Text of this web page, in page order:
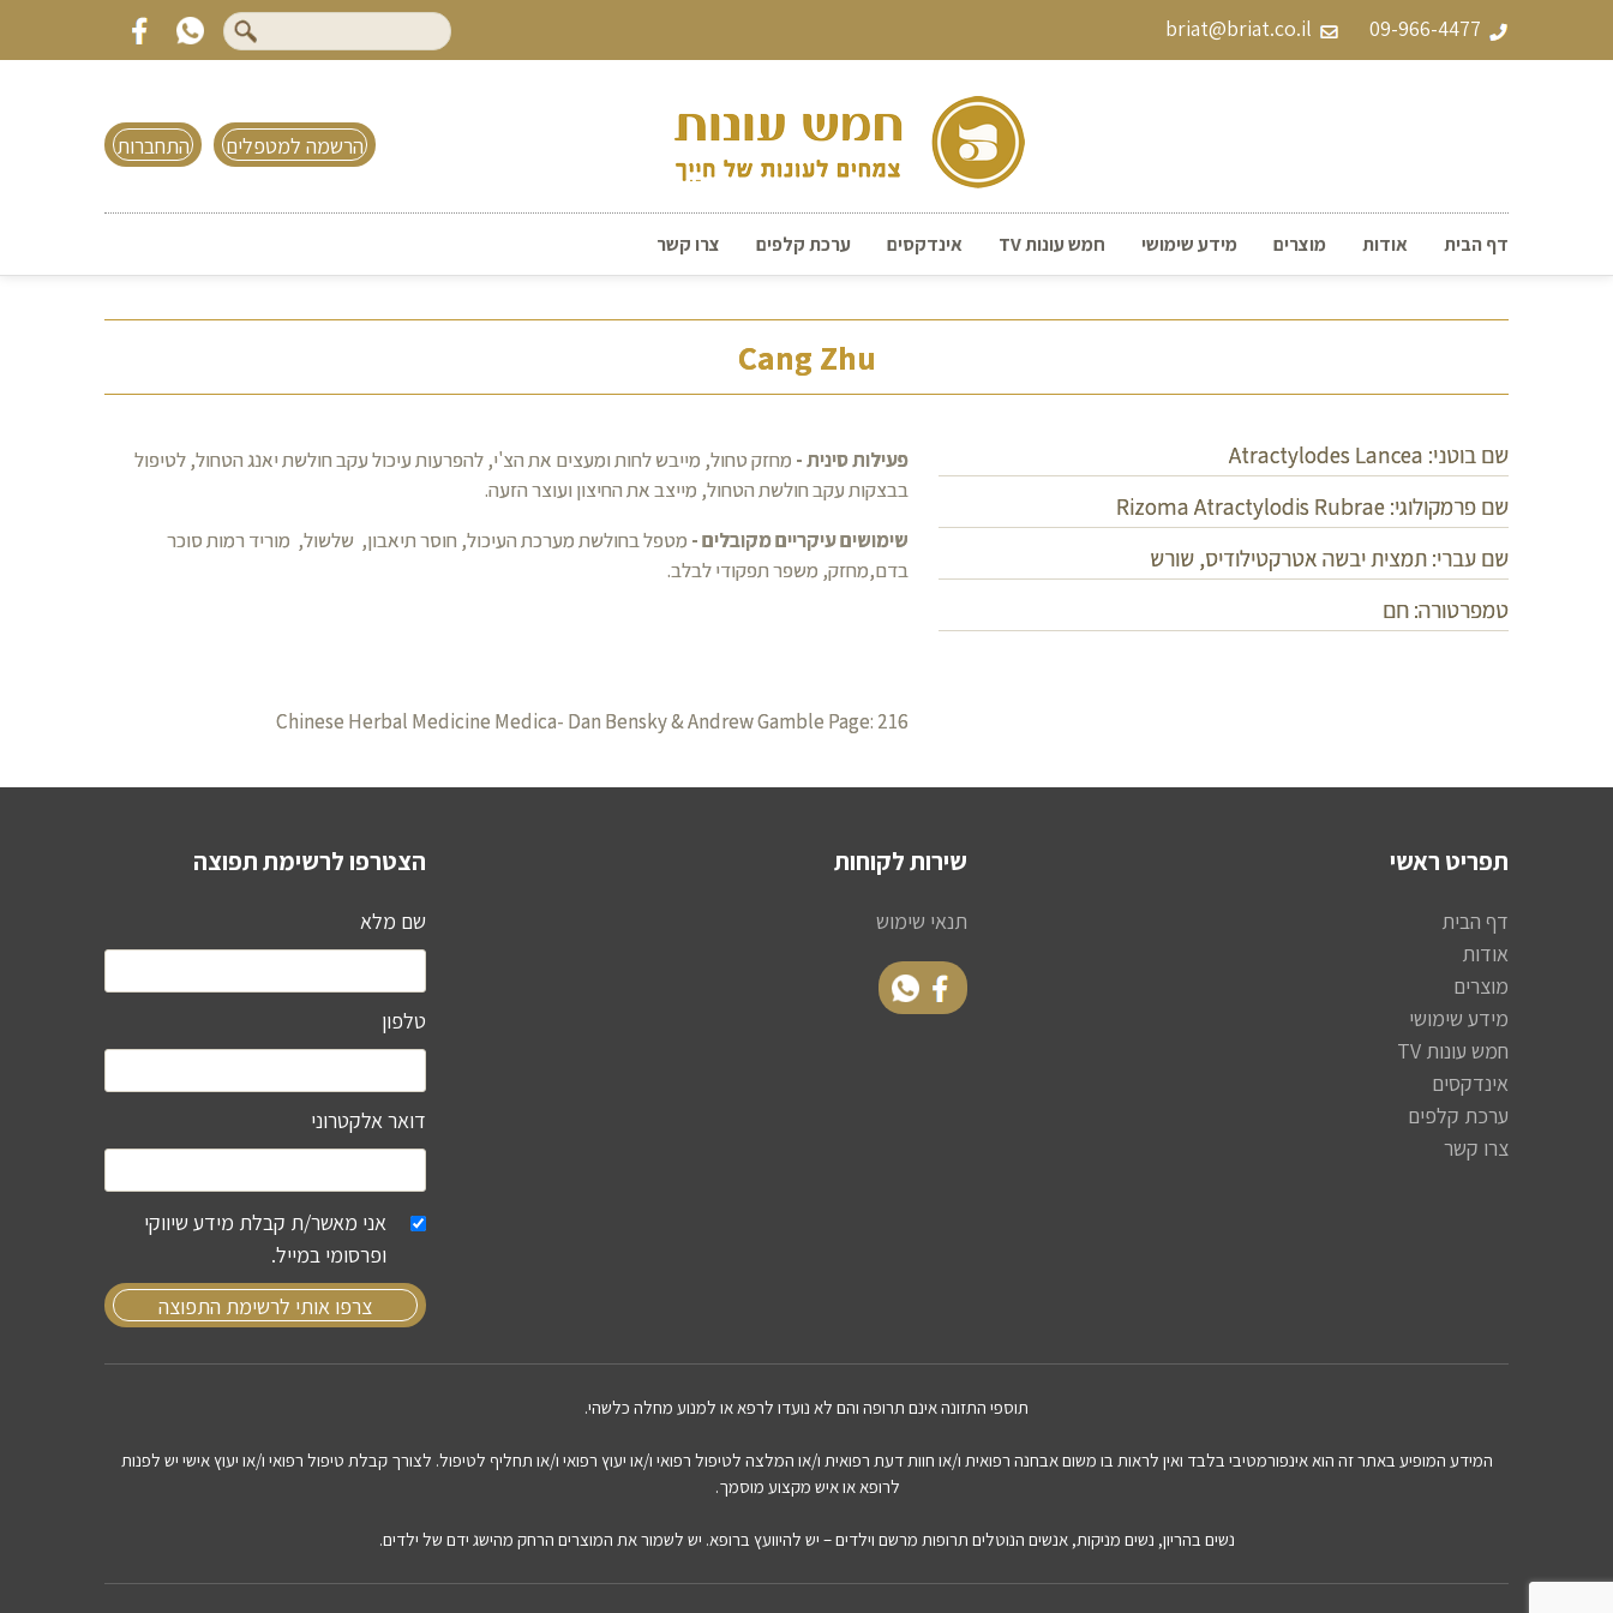
09-966-4477
briat@briat.co.il
התחברות הרשמה למטפלים
דף הבית אודות מוצרים מידע שימושי חמש עונות TV אינדקסים ערכת קלפים צרו קשר
Cang Zhu
שם בוטני: Atractylodes Lancea
שם פרמקולוגי: Rizoma Atractylodis Rubrae
שם עברי: תמצית יבשה אטרקטילודיס, שורש
טמפרטורה: חם
פעילות סינית - מחזק טחול, מייבש לחות ומעצים את הצ'י, להפרעות עיכול עקב חולשת יאנג הטחול, לטיפול
בבצקות עקב חולשת הטחול, מייצב את החיצון ועוצר הזעה.
שימושים עיקריים מקובלים - מטפל בחולשת מערכת העיכול, חוסר תיאבון, שלשול, מוריד רמות סוכר
בדם,מחזק, משפר תפקודי לבלב.
Chinese Herbal Medicine Medica- Dan Bensky & Andrew Gamble Page: 216
תפריט ראשי
דף הבית
אודות
מוצרים
מידע שימושי
חמש עונות TV
אינדקסים
ערכת קלפים
צרו קשר
שירות לקוחות
תנאי שימוש
הצטרפו לרשימת תפוצה
שם מלא
טלפון
דואר אלקטרוני
אני מאשר/ת קבלת מידע שיווקי
ופרסומי במייל.
צרפו אותי לרשימת התפוצה
תוספי התזונה אינם תרופה והם לא נועדו לרפא או למנוע מחלה כלשהי.
המידע המופיע באתר זה הוא אינפורמטיבי בלבד ואין לראות בו משום אבחנה רפואית ו/או חוות דעת רפואית ו/או המלצה לטיפול רפואי ו/או יעוץ רפואי ו/או תחליף לטיפול. לצורך קבלת טיפול רפואי ו/או יעוץ אישי יש לפנות
לרופא או איש מקצוע מוסמך.
נשים בהריון, נשים מניקות, אנשים הנוטלים תרופות מרשם וילדים – יש להיוועץ ברופא. יש לשמור את המוצרים הרחק מהישג ידם של ילדים.